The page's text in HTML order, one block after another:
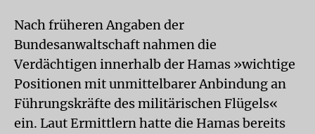
Nach früheren Angaben der
Bundesanwaltschaft nahmen die
Verdächtigen innerhalb der Hamas »wichtige
Positionen mit unmittelbarer Anbindung an
Führungskräfte des militärischen Flügels«
ein. Laut Ermittlern hatte die Hamas bereits